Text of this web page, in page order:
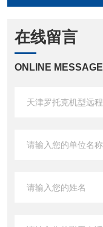
在线留言
ONLINE MESSAGE